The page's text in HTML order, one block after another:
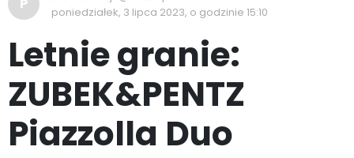
poniedziałek, 3 lipca 2023, o godzinie 15:10
Letnie granie:
ZUBEK&PENTZ
Piazzolla Duo